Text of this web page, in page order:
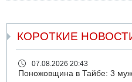
КОРОТКИЕ
07.08.2026 20:43
Поножовщина в Тайбе: 3